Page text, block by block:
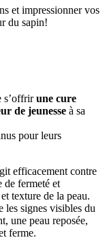
et impressionner vos
du sapin!
s’offrirune cure
de jeunesse à sa
pour leurs
efficacement contre
de fermeté et
texture de la peau.
les signes visibles du
une peau reposée,
ferme.